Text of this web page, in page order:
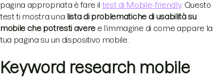
pagina appropriata è fare il test di Mobile-friendly. Questo
test ti mostra una lista di problematiche di usabilità su
mobile che potresti avere e l’immagine di come appare la
tua pagina su un dispositivo mobile.
Keyword research mobile